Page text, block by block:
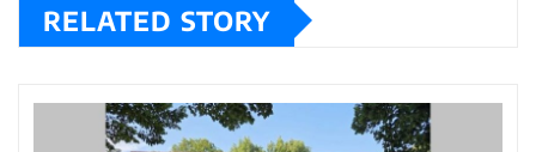
RELATED STORY